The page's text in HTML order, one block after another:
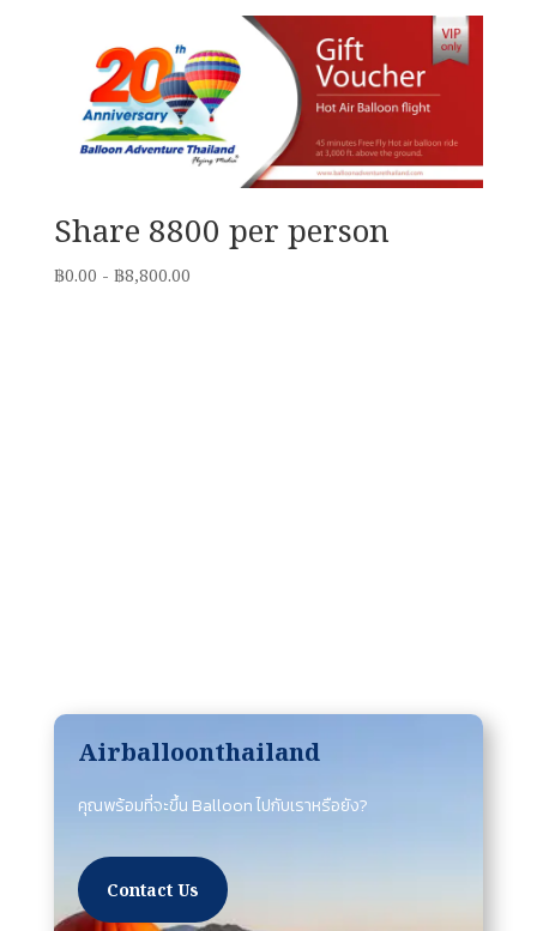
Share 8800 per person
฿0.00 - ฿8,800.00
Airballoonthailand
คุณพร้อมที่จะขึ้น Balloon ไปกับเราหรือยัง?
Contact Us